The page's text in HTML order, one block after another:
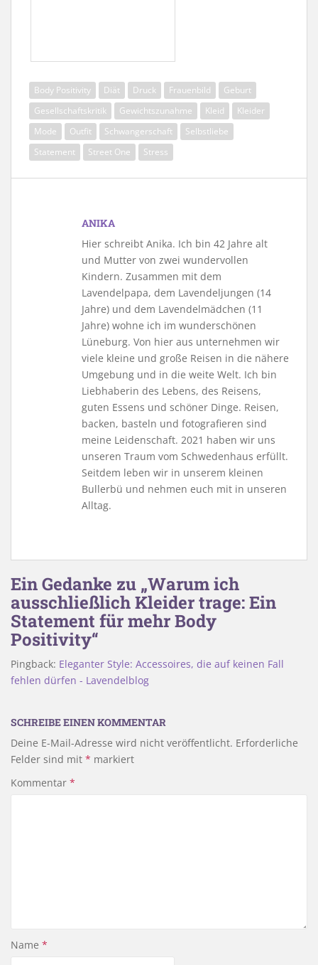
Body Positivity Diät Druck Frauenbild
Geburt
Gesellschaftskritik
Gewichtszunahme Kleid
Kleider
Mode
Outfit Schwangerschaft
Selbstliebe
Statement
Street One Stress
ANIKA
Hier schreibt Anika. Ich bin 42 Jahre alt
und Mutter von zwei wundervollen
Kindern. Zusammen mit dem
Lavendelpapa, dem Lavendeljungen (14
Jahre) und dem Lavendelmädchen (11
Jahre) wohne ich im wunderschönen
Lüneburg. Von hier aus unternehmen wir
viele kleine und große Reisen in die nähere
Umgebung und in die weite Welt. Ich bin
Liebhaberin des Lebens, des Reisens,
guten Essens und schöner Dinge. Reisen,
backen, basteln und fotografieren sind
meine Leidenschaft. 2021 haben wir uns
unseren Traum vom Schwedenhaus erfüllt.
Seitdem leben wir in unserem kleinen
Bullerbü und nehmen euch mit in unseren
Alltag.
Ein Gedanke zu „Warum ich
ausschließlich Kleider trage: Ein
Statement für mehr Body
Positivity“
Pingback: Eleganter Style: Accessoires, die auf keinen Fall
fehlen dürfen - Lavendelblog
SCHREIBE EINEN KOMMENTAR
Deine E-Mail-Adresse wird nicht veröffentlicht. Erforderliche
Felder sind mit * markiert
Kommentar *
Name *